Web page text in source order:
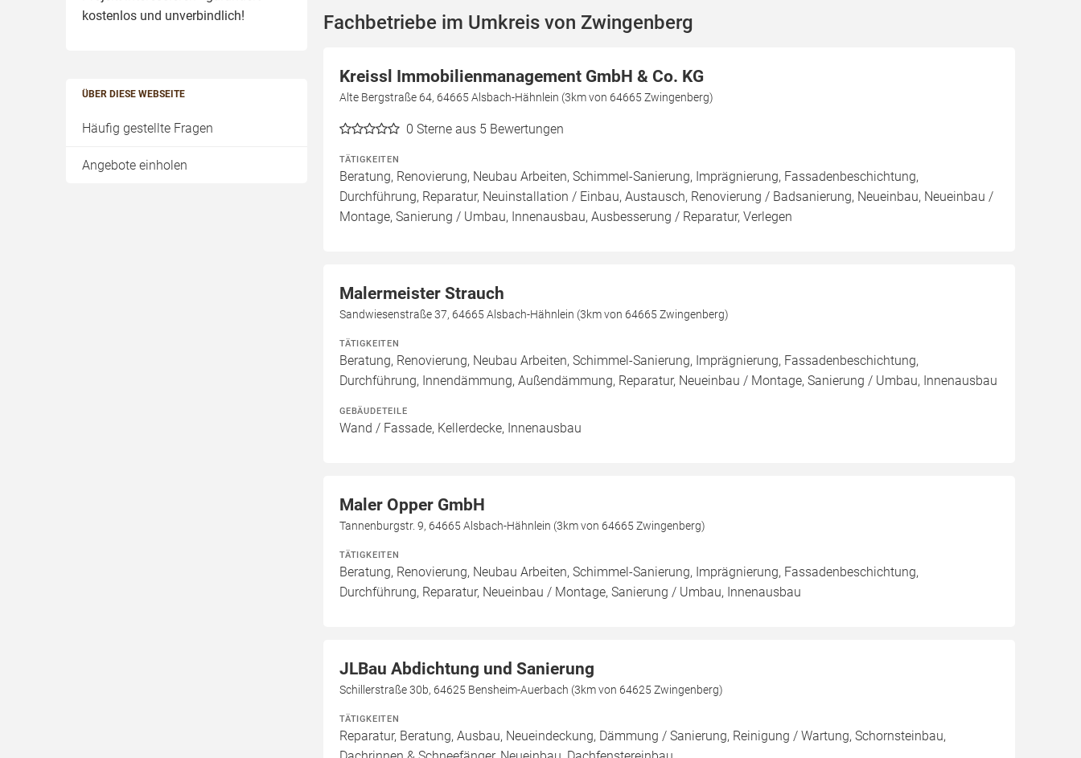
kostenlos und unverbindlich!
ÜBER DIESE WEBSEITE
Häufig gestellte Fragen
Angebote einholen
Fachbetriebe im Umkreis von Zwingenberg
Kreissl Immobilienmanagement GmbH & Co. KG
Alte Bergstraße 64, 64665 Alsbach-Hähnlein (3km von 64665 Zwingenberg)
0 Sterne aus 5 Bewertungen
TÄTIGKEITEN
Beratung, Renovierung, Neubau Arbeiten, Schimmel-Sanierung, Imprägnierung, Fassadenbeschichtung,
Durchführung, Reparatur, Neuinstallation / Einbau, Austausch, Renovierung / Badsanierung, Neueinbau, Neueinbau /
Montage, Sanierung / Umbau, Innenausbau, Ausbesserung / Reparatur, Verlegen
Malermeister Strauch
Sandwiesenstraße 37, 64665 Alsbach-Hähnlein (3km von 64665 Zwingenberg)
TÄTIGKEITEN
Beratung, Renovierung, Neubau Arbeiten, Schimmel-Sanierung, Imprägnierung, Fassadenbeschichtung,
Durchführung, Innendämmung, Außendämmung, Reparatur, Neueinbau / Montage, Sanierung / Umbau, Innenausbau
GEBÄUDETEILE
Wand / Fassade, Kellerdecke, Innenausbau
Maler Opper GmbH
Tannenburgstr. 9, 64665 Alsbach-Hähnlein (3km von 64665 Zwingenberg)
TÄTIGKEITEN
Beratung, Renovierung, Neubau Arbeiten, Schimmel-Sanierung, Imprägnierung, Fassadenbeschichtung,
Durchführung, Reparatur, Neueinbau / Montage, Sanierung / Umbau, Innenausbau
JLBau Abdichtung und Sanierung
Schillerstraße 30b, 64625 Bensheim-Auerbach (3km von 64625 Zwingenberg)
TÄTIGKEITEN
Reparatur, Beratung, Ausbau, Neueindeckung, Dämmung / Sanierung, Reinigung / Wartung, Schornsteinbau,